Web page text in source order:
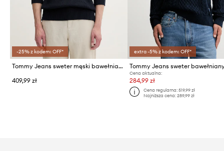
-25% z kodem: OFF*
Tommy Jeans sweter męski bawełniany
409,99 zł
extra -5% z kodem: OFF*
Tommy Jeans sweter
Cena aktualna:
284,99 zł
Cena regularna: 519,99 zł
Najniższa cena: 289,99 zł